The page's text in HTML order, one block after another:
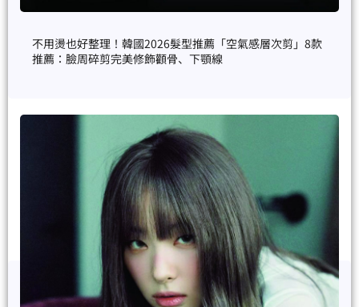
不用燙也好整理！韓國2026髮型推薦「空氣感層次剪」8款
推薦：臉周碎剪完美修飾顴骨、下顎線